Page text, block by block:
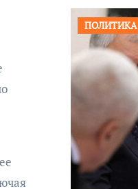
ПОЛИТИКА